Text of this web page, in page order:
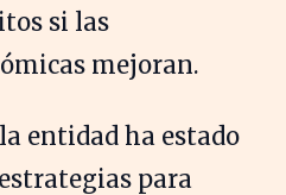
si las
mejoran.
entidad ha estado
para